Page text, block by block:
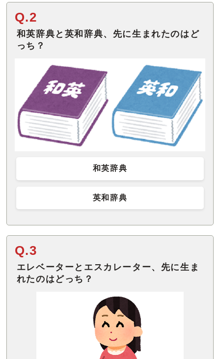
Q.2
和英辞典と英和辞典、先に生まれたのはど
っち？
和英辞典
英和辞典
Q.3
エレベーターとエスカレーター、先に生ま
れたのはどっち？